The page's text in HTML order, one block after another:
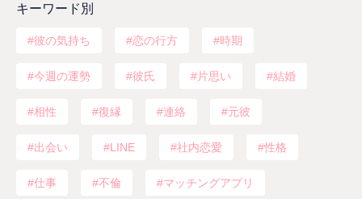
キーワード別
彼の気持ち 恋の行方 時期
今週の運勢 彼氏 片思い 結婚
相性 復縁 連絡 元彼
出会い LINE 社内恋愛 性格
仕事 不倫 マッチングアプリ